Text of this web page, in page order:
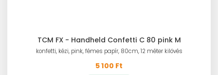
TCM FX - Handheld Confetti C 80 pink M
konfetti, kézi, pink, fémes papír, 80cm, 12 méter kilövés
5 100 Ft